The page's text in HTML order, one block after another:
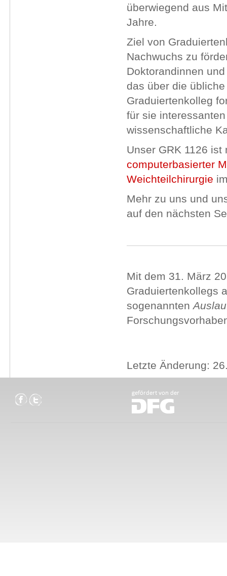
überwiegend aus
Jahre.
Ziel von
Nachwuchs zu
Doktorandinnen
das über die
Graduiertenkolleg
für sie
wissenschaftliche
Unser GRK 1126
computerbasierter
Weichteilchirurgie
Mehr zu uns und
auf den nächsten
Mit dem 31. März
Graduiertenkollegs
sogenannten
Letzte Änderung: